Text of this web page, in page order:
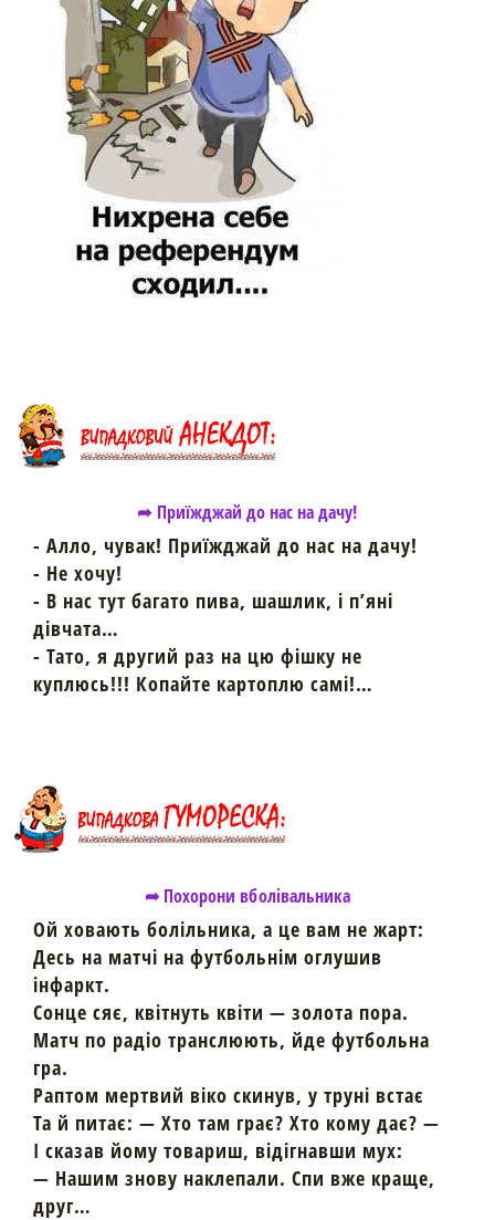
➦ Приїжджай до нас на дачу!
- Алло, чувак! Приїжджай до нас на дачу!
- Не хочу!
- В нас тут багато пива, шашлик, і п’яні
дівчата…
- Тато, я другий раз на цю фішку не
куплюсь!!! Копайте картоплю самі!…
➦ Похорони вболівальника
Ой ховають болільника, а це вам не жарт:
Десь на матчі на футбольнім оглушив
інфаркт.
Сонце сяє, квітнуть квіти — золота пора.
Матч по радіо транслюють, йде футбольна
гра.
Раптом мертвий віко скинув, у труні встає
Та й питає: — Хто там грає? Хто кому дає? —
І сказав йому товариш, відігнавши мух:
— Нашим знову наклепали. Спи вже краще,
друг…